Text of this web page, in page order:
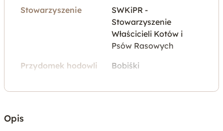
Stowarzyszenie
SWKiPR -
Stowarzyszenie
Właścicieli Kotów i
Psów Rasowych
Przydomek hodowli
Bobiśki
Województwo
Opis